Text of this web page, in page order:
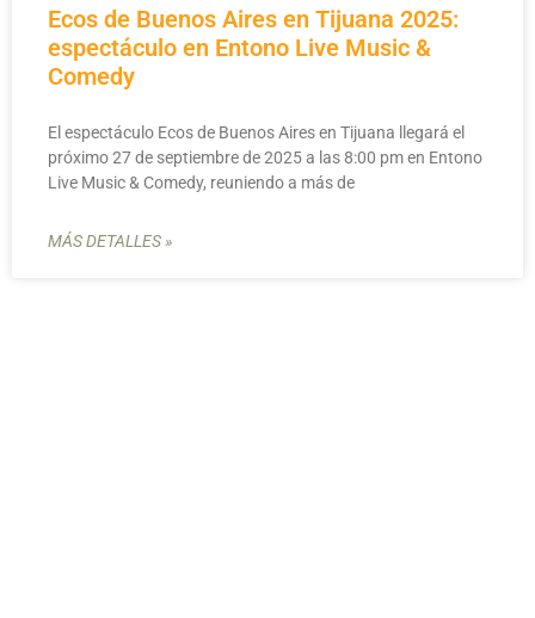
Ecos de Buenos Aires en Tijuana 2025:
espectáculo en Entono Live Music &
Comedy
El espectáculo Ecos de Buenos Aires en Tijuana llegará el
próximo 27 de septiembre de 2025 a las 8:00 pm en Entono
Live Music & Comedy, reuniendo a más de
MÁS DETALLES »